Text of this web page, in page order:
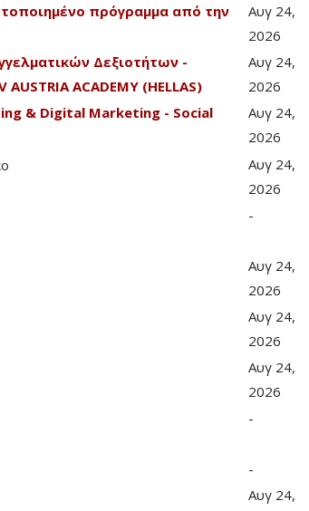
πρόγραμμα από την
Αυγ 24,
2026
Δεξιοτήτων -
ACADEMY (HELLAS)
Αυγ 24,
2026
& Digital Marketing - Social
Αυγ 24,
2026
Αυγ 24,
2026
-
Αυγ 24,
2026
Αυγ 24,
2026
Αυγ 24,
2026
-
-
Αυγ 24,